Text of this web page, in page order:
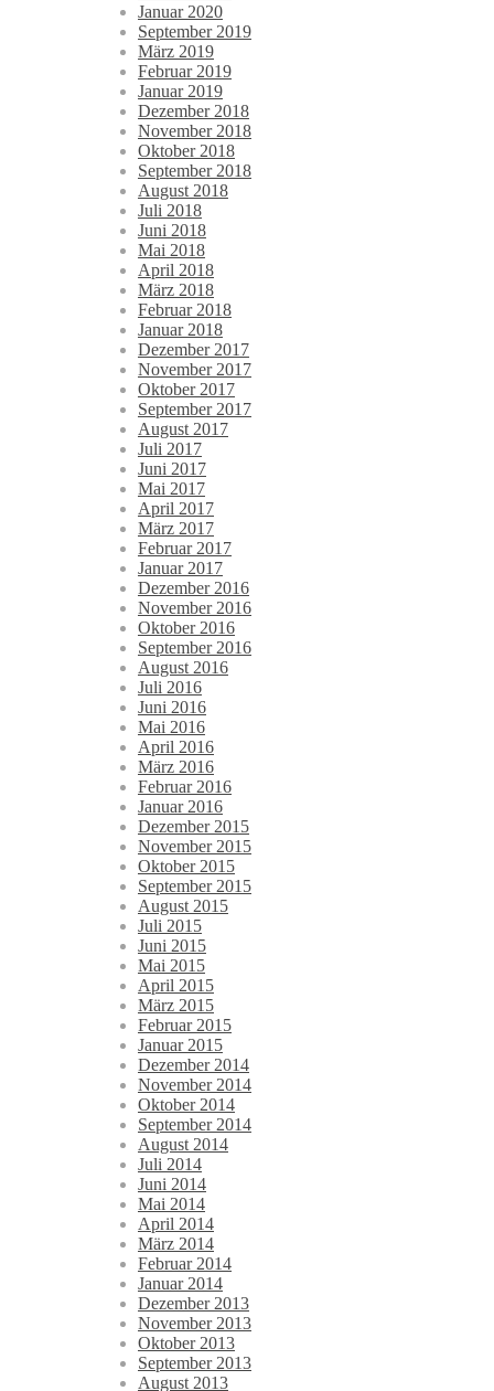
Januar 2020
September 2019
März 2019
Februar 2019
Januar 2019
Dezember 2018
November 2018
Oktober 2018
September 2018
August 2018
Juli 2018
Juni 2018
Mai 2018
April 2018
März 2018
Februar 2018
Januar 2018
Dezember 2017
November 2017
Oktober 2017
September 2017
August 2017
Juli 2017
Juni 2017
Mai 2017
April 2017
März 2017
Februar 2017
Januar 2017
Dezember 2016
November 2016
Oktober 2016
September 2016
August 2016
Juli 2016
Juni 2016
Mai 2016
April 2016
März 2016
Februar 2016
Januar 2016
Dezember 2015
November 2015
Oktober 2015
September 2015
August 2015
Juli 2015
Juni 2015
Mai 2015
April 2015
März 2015
Februar 2015
Januar 2015
Dezember 2014
November 2014
Oktober 2014
September 2014
August 2014
Juli 2014
Juni 2014
Mai 2014
April 2014
März 2014
Februar 2014
Januar 2014
Dezember 2013
November 2013
Oktober 2013
September 2013
August 2013